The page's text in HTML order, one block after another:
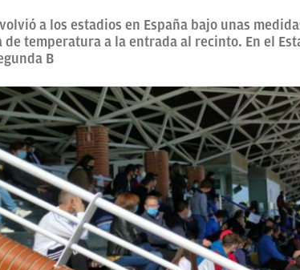
a los estadios en España bajo unas
de temperatura a la entrada al recinto. En el
B